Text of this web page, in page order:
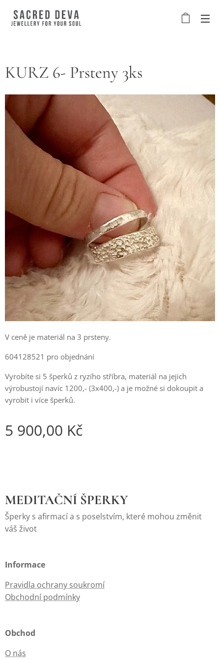
KURZ 6- Prsteny 3ks
V ceně je materiál na 3 prsteny.
604128521 pro objednání
Vyrobíte si 5 šperků z ryzího stříbra, materiál na jejich
výrobustojí navíc 1200,- (3x400,-) a je možné si dokoupit a
vyrobit i více šperků.
5 900,00 Kč
MEDITAČNÍ ŠPERKY
Šperky s afirmací a s poselstvím, které mohou změnit
váš život
Informace
Pravidla ochrany soukromí
Obchodní podmínky
Obchod
O nás